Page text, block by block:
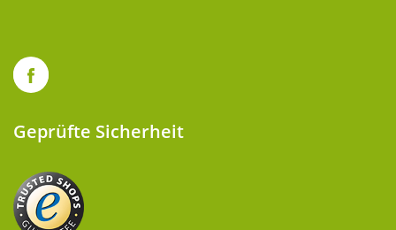
Geprüfte Sicherheit